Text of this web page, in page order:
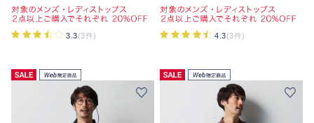
3.3(3件) 4.3(3件)